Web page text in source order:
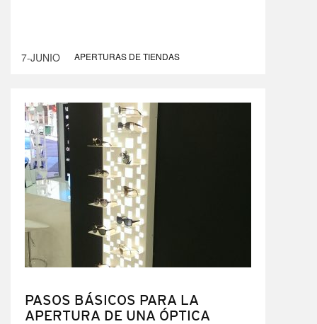
7-JUNIO APERTURAS DE TIENDAS
PASOS BÁSICOS PARA LA
APERTURA DE UNA ÓPTICA